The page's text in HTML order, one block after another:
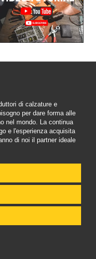
di calzature e
per dare forma alle
nel mondo. La continua
e l'esperienza acquisita
di noi il partner ideale